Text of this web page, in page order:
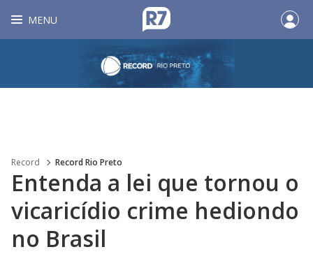
MENU
Record Record Rio Preto
Entenda a lei que tornou o
vicaricídio crime hediondo
no Brasil